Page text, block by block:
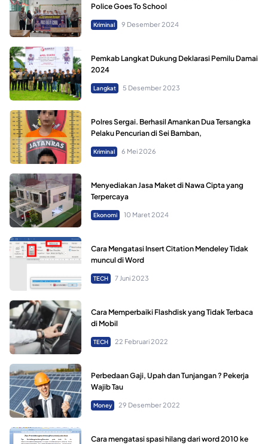
Police Goes To School
Kriminal 9 Desember 2024
Pemkab Langkat Dukung Deklarasi Pemilu Damai
2024
Langkat 5 Desember 2023
Polres Sergai. Berhasil Amankan Dua Tersangka
Pelaku Pencurian di Sei Bamban,
Kriminal 6 Mei 2026
Menyediakan Jasa Maket di Nawa Cipta yang
Terpercaya
Ekonomi 10 Maret 2024
Cara Mengatasi Insert Citation Mendeley Tidak
muncul di Word
TECH 7 Juni 2023
Cara Memperbaiki Flashdisk yang Tidak Terbaca
di Mobil
TECH 22 Februari 2022
Perbedaan Gaji, Upah dan Tunjangan ? Pekerja
Wajib Tau
Money 29 Desember 2022
Cara mengatasi spasi hilang dari word 2010 ke